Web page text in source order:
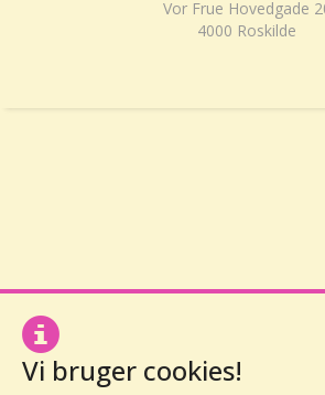
Vor Frue Hovedgade
4000 Roskilde
Vi bruger cookies!